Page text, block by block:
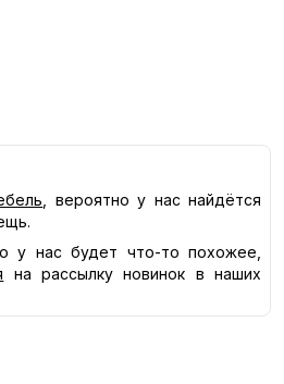
, вероятно у нас найдётся
у нас будет что-то похожее,
на рассылку новинок в наших